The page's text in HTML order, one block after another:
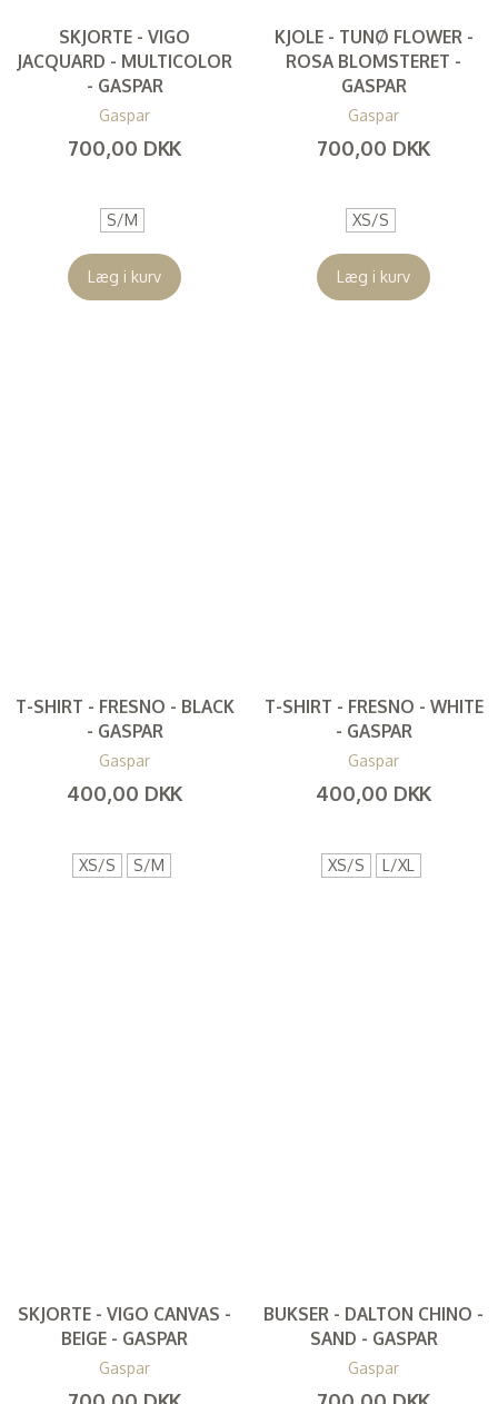
SKJORTE - VIGO
JACQUARD - MULTICOLOR
- GASPAR
Gaspar
700,00 DKK
S/M
Læg i kurv
KJOLE - TUNØ FLOWER -
ROSA BLOMSTERET -
GASPAR
Gaspar
700,00 DKK
XS/S
Læg i kurv
T-SHIRT - FRESNO - BLACK
- GASPAR
Gaspar
400,00 DKK
XS/S S/M
T-SHIRT - FRESNO - WHITE
- GASPAR
Gaspar
400,00 DKK
XS/S L/XL
SKJORTE - VIGO CANVAS -
BEIGE - GASPAR
Gaspar
BUKSER - DALTON CHINO -
SAND - GASPAR
Gaspar